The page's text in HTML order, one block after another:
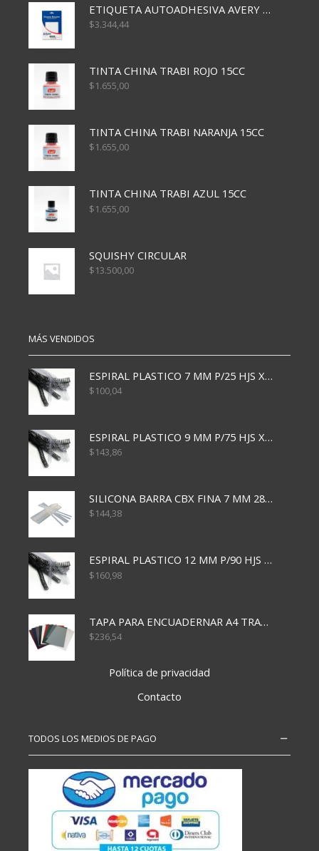
ETIQUETA AUTOADHESIVA AVERY 3026 30H 20 X 70
$3.344,44
TINTA CHINA TRABI ROJO 15CC
$1.655,00
TINTA CHINA TRABI NARANJA 15CC
$1.655,00
TINTA CHINA TRABI AZUL 15CC
$1.655,00
SQUISHY CIRCULAR
$13.500,00
MÁS VENDIDOS
ESPIRAL PLASTICO 7 MM P/25 HJS X50x3000
$100,04
ESPIRAL PLASTICO 9 MM P/75 HJS X50X2400
$143,86
SILICONA BARRA CBX FINA 7 MM 28 CM
$144,38
ESPIRAL PLASTICO 12 MM P/90 HJS X50X1500
$160,98
TAPA PARA ENCUADERNAR A4 TRANSP x50x500
$236,54
Política de privacidad
Contacto
TODOS LOS MEDIOS DE PAGO